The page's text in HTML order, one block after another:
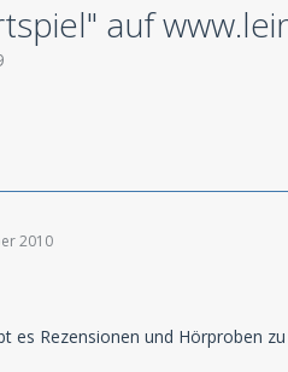
auf
2010
es Rezensionen und Hörproben